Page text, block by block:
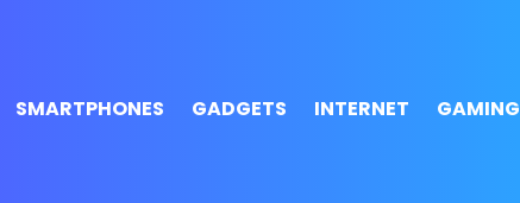
SMARTPHONES GADGETS INTERNET GAMING